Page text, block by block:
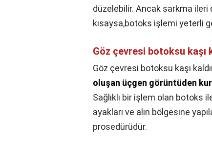
düzelebilir. Ancak sarkma
kısaysa,botoks işlemi yeterli
Göz çevresi botoksu kaşı
Göz çevresi botoksu kaşı
oluşan üçgen görüntüden
Sağlıklı bir işlem olan botoks
ayakları ve alın bölgesine
prosedürüdür.